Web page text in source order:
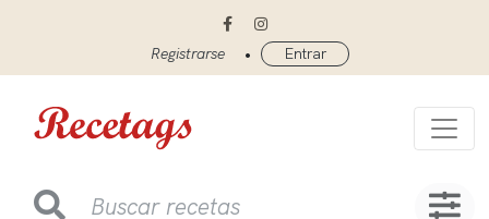
Registrarse • Entrar